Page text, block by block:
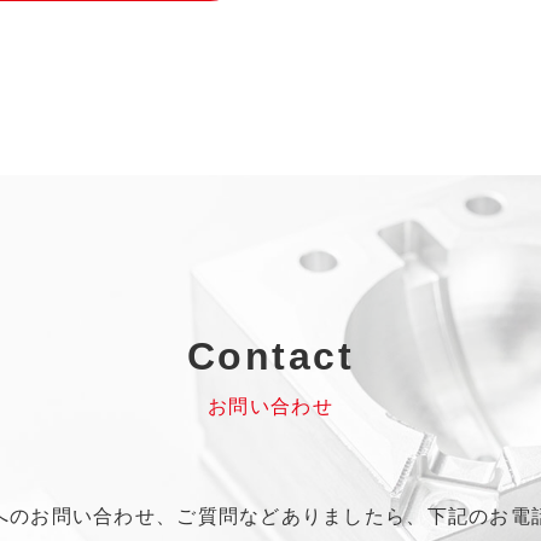
Contact
お問い合わせ
のお問い合わせ、 ご質問などありましたら、 下記のお電